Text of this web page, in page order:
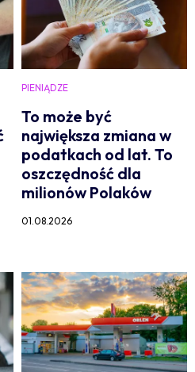
PIENIĄDZE
To może być
największa zmiana w
podatkach od lat. To
oszczędność dla
milionów Polaków
01.08.2026